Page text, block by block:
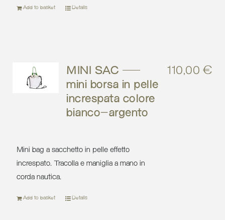
Add to basket Details
MINI SAC –
mini borsa in pelle
increspata colore
bianco-argento
110,00€
Mini bag a sacchetto in pelle effetto
increspato. Tracolla e maniglia a mano in
corda nautica.
Add to basket Details